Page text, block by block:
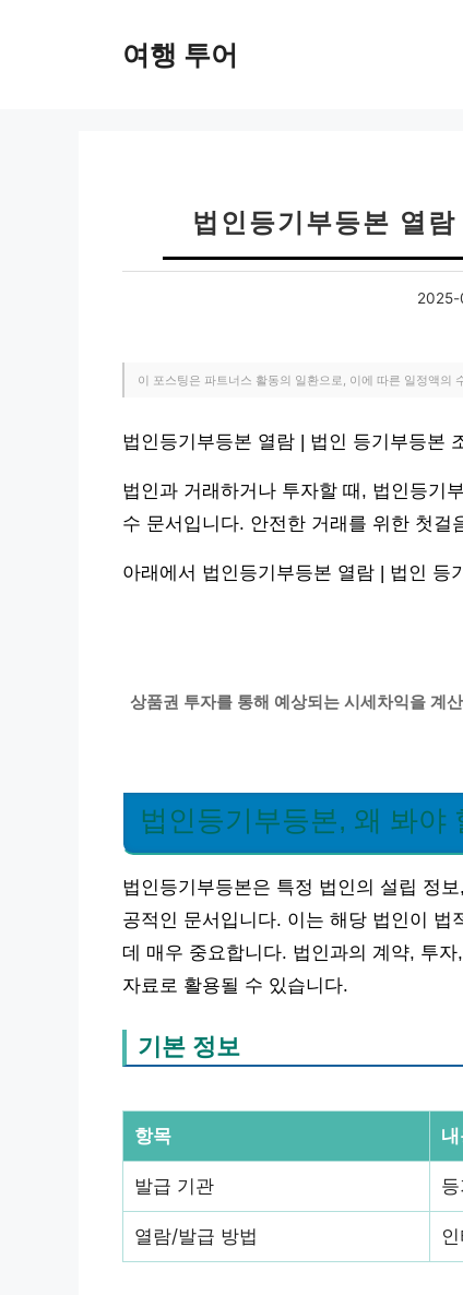
여행 투어
법인등기부등본 열
이 포스팅은 파트너스 활동의 일환으로, 이에 따른 일정액의
법인등기부등본 열람 | 법인 등기부등본
법인과 거래하거나 투자할 때, 법인등기
수 문서입니다. 안전한 거래를 위한 첫걸
아래에서 법인등기부등본 열람 | 법인 등
상품권 투자를 통해 예상되는 시세차익을 계
법인등기부등본, 왜 봐야
법인등기부등본은 특정 법인의 설립 정
공적인 문서입니다. 이는 해당 법인이
데 매우 중요합니다. 법인과의 계약, 투
자료로 활용될 수 있습니다.
기본 정보
항목
발급 기관
열람/발급 방법